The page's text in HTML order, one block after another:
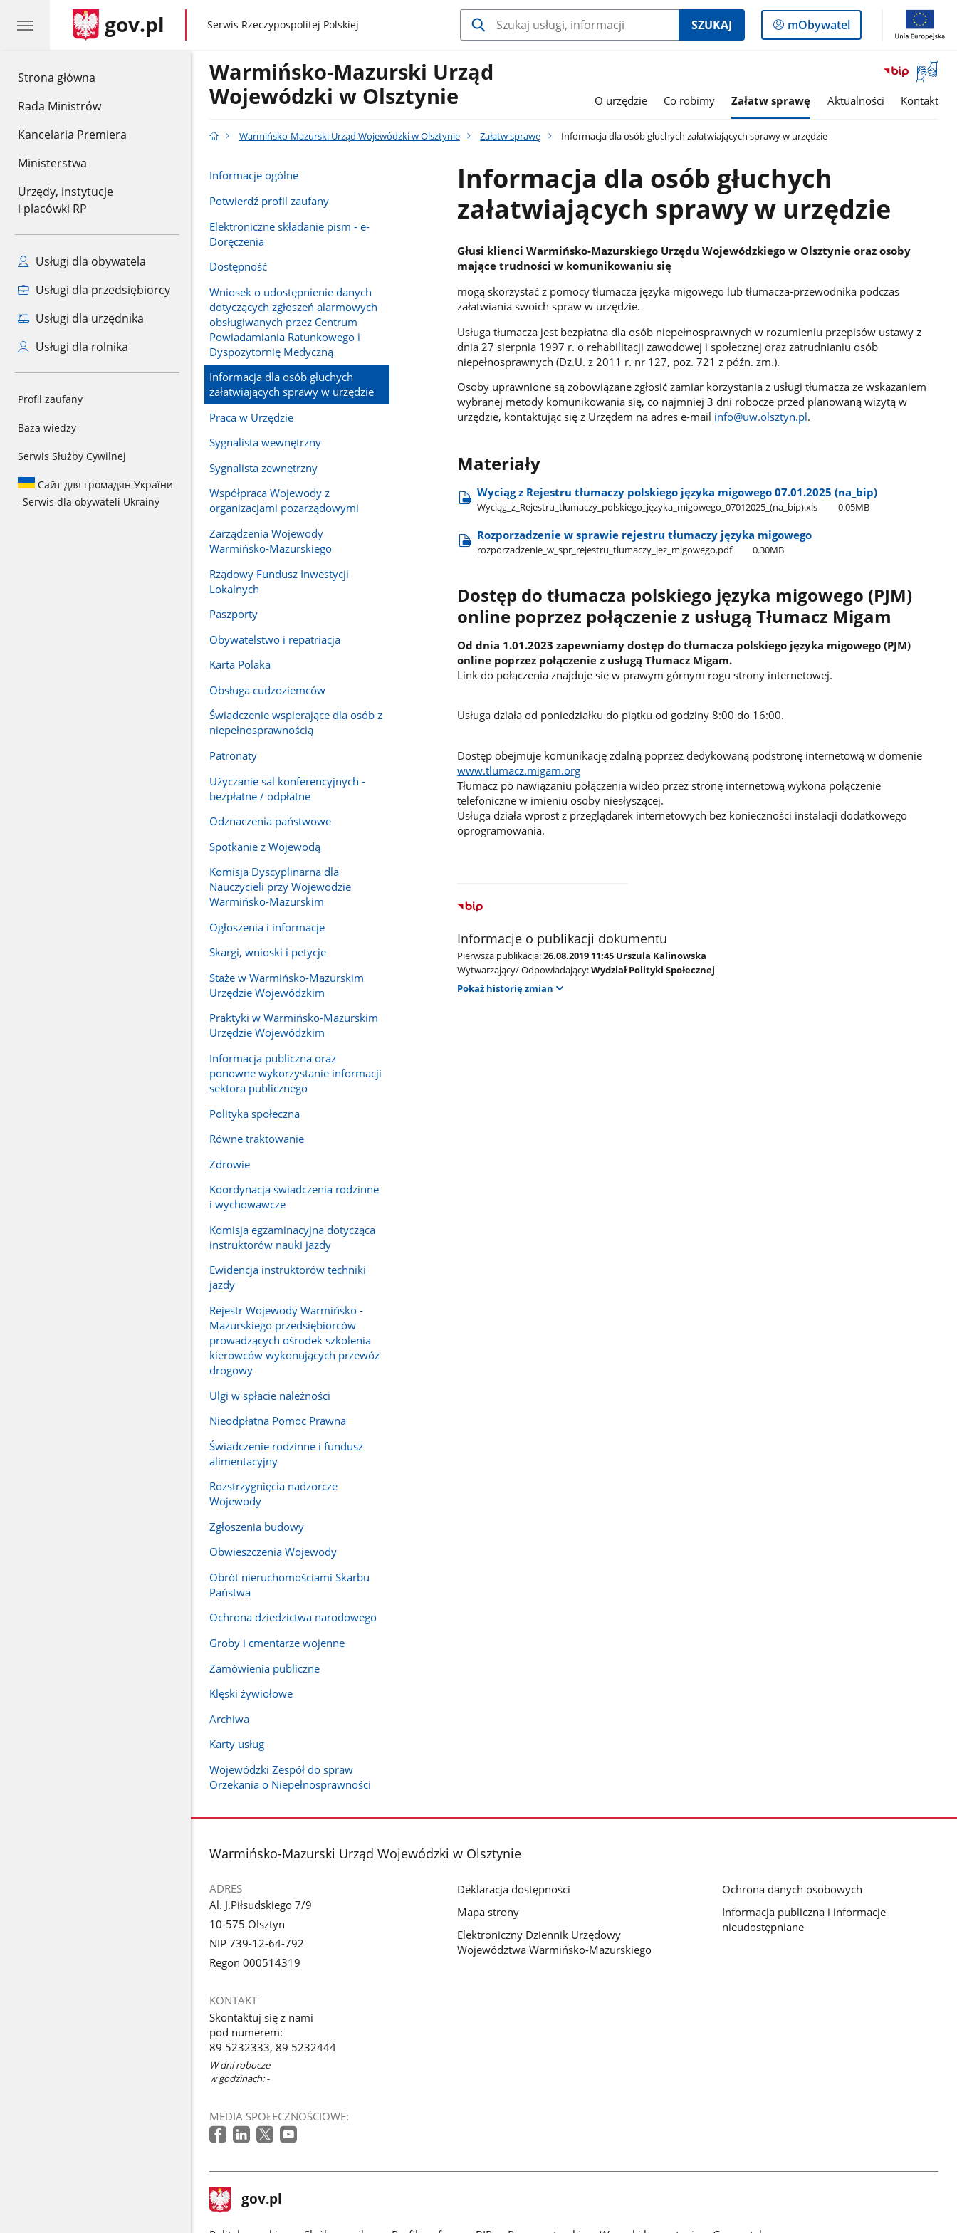
Strona główna
Rada Ministrów
Kancelaria Premiera
Ministerstwa
Urzędy, instytucje
i placówki RP
Usługi dla obywatela
Usługi dla przedsiębiorcy
Usługi dla urzędnika
Usługi dla rolnika
Profil zaufany
Baza wiedzy
Serwis Służby Cywilnej
Сайт для громадян України
–Serwis dla obywateli Ukrainy
gov.pl gov.pl
Serwis Rzeczypospolitej Polskiej SZUKAJ
Logowanie
do
mObywatel
Otwórz
okno
z
Warmińsko-Mazurski Urząd
Wojewódzki w Olsztynie
O urzędzie Co robimy Załatw sprawę Aktualności Kontakt
Warmińsko-Mazurski Urząd Wojewódzki w Olsztynie Załatw sprawę Informacja dla osób głuchych załatwiających sprawy w urzędzie
Informacje ogólne
Potwierdź profil zaufany
Elektroniczne składanie pism - e-
Doręczenia
Dostępność
Wniosek o udostępnienie danych
dotyczących zgłoszeń alarmowych
obsługiwanych przez Centrum
Powiadamiania Ratunkowego i
Dyspozytornię Medyczną
Informacja dla osób głuchych
załatwiających sprawy w urzędzie
Praca w Urzędzie
Sygnalista wewnętrzny
Sygnalista zewnętrzny
Współpraca Wojewody z
organizacjami pozarządowymi
Zarządzenia Wojewody
Warmińsko-Mazurskiego
Rządowy Fundusz Inwestycji
Lokalnych
Paszporty
Obywatelstwo i repatriacja
Karta Polaka
Obsługa cudzoziemców
Świadczenie wspierające dla osób z
niepełnosprawnością
Patronaty
Użyczanie sal konferencyjnych -
bezpłatne / odpłatne
Odznaczenia państwowe
Spotkanie z Wojewodą
Komisja Dyscyplinarna dla
Nauczycieli przy Wojewodzie
Warmińsko-Mazurskim
Ogłoszenia i informacje
Skargi, wnioski i petycje
Staże w Warmińsko-Mazurskim
Urzędzie Wojewódzkim
Praktyki w Warmińsko-Mazurskim
Urzędzie Wojewódzkim
Informacja publiczna oraz
ponowne wykorzystanie informacji
sektora publicznego
Polityka społeczna
Równe traktowanie
Zdrowie
Koordynacja świadczenia rodzinne
i wychowawcze
Komisja egzaminacyjna dotycząca
instruktorów nauki jazdy
Ewidencja instruktorów techniki
jazdy
Rejestr Wojewody Warmińsko -
Mazurskiego przedsiębiorców
prowadzących ośrodek szkolenia
kierowców wykonujących przewóz
drogowy
Ulgi w spłacie należności
Nieodpłatna Pomoc Prawna
Świadczenie rodzinne i fundusz
alimentacyjny
Rozstrzygnięcia nadzorcze
Wojewody
Zgłoszenia budowy
Obwieszczenia Wojewody
Obrót nieruchomościami Skarbu
Państwa
Ochrona dziedzictwa narodowego
Groby i cmentarze wojenne
Zamówienia publiczne
Klęski żywiołowe
Archiwa
Karty usług
Wojewódzki Zespół do spraw
Orzekania o Niepełnosprawności
Informacja dla osób głuchych
załatwiających sprawy w urzędzie
Głusi klienci Warmińsko-Mazurskiego Urzędu Wojewódzkiego w Olsztynie oraz osoby
mające trudności w komunikowaniu się
mogą skorzystać z pomocy tłumacza języka migowego lub tłumacza-przewodnika podczas
załatwiania swoich spraw w urzędzie.
Usługa tłumacza jest bezpłatna dla osób niepełnosprawnych w rozumieniu przepisów ustawy z
dnia 27 sierpnia 1997 r. o rehabilitacji zawodowej i społecznej oraz zatrudnianiu osób
niepełnosprawnych (Dz.U. z 2011 r. nr 127, poz. 721 z późn. zm.).
Osoby uprawnione są zobowiązane zgłosić zamiar korzystania z usługi tłumacza ze wskazaniem
wybranej metody komunikowania się, co najmniej 3 dni robocze przed planowaną wizytą w
urzędzie, kontaktując się z Urzędem na adres e-mail info@uw.olsztyn.pl.
Materiały
Wyciąg z Rejestru tłumaczy polskiego języka migowego 07.01.2025 (na​_bip)
Wyciąg​_z​_Rejestru​_tłumaczy​_polskiego​_języka​_migowego​_07012025​_(na​_bip).xls 0.05MB
Rozporzadzenie w sprawie rejestru tłumaczy języka migowego
rozporzadzenie​_w​_spr​_rejestru​_tlumaczy​_jez​_migowego.pdf 0.30MB
Dostęp do tłumacza polskiego języka migowego (PJM)
online poprzez połączenie z usługą Tłumacz Migam
Od dnia 1.01.2023 zapewniamy dostęp do tłumacza polskiego języka migowego (PJM)
online poprzez połączenie z usługą Tłumacz Migam.
Link do połączenia znajduje się w prawym górnym rogu strony internetowej.
Usługa działa od poniedziałku do piątku od godziny 8:00 do 16:00.
Dostęp obejmuje komunikację zdalną poprzez dedykowaną podstronę internetową w domenie
www.tlumacz.migam.org
Tłumacz po nawiązaniu połączenia wideo przez stronę internetową wykona połączenie
telefoniczne w imieniu osoby niesłyszącej.
Usługa działa wprost z przeglądarek internetowych bez konieczności instalacji dodatkowego
oprogramowania.
Informacje o publikacji dokumentu
Pierwsza publikacja:26.08.2019 11:45 Urszula Kalinowska
Wytwarzający/ Odpowiadający:Wydział Polityki Społecznej
Pokaż historię zmian
stopka
Warmińsko-Mazurski Urząd Wojewódzki w Olsztynie
ADRES
Al. J.Piłsudskiego 7/9
10-575 Olsztyn
NIP 739-12-64-792
Regon 000514319
KONTAKT
Skontaktuj się z nami
pod numerem:
89 5232333, 89 5232444
W dni robocze
w godzinach: -
MEDIA SPOŁECZNOŚCIOWE:
Deklaracja dostępności
Mapa strony
Elektroniczny Dziennik Urzędowy
Województwa Warmińsko-Mazurskiego
Ochrona danych osobowych
Informacja publiczna i informacje
nieudostępniane
stopka
gov.pl Strona
gov.pl